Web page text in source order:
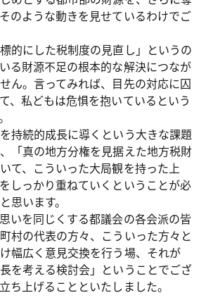
のような動きを見せているわけでご
的にした税制度の見直し」というの
る財源不足の根本的な解決につなが
ん。言ってみれば、目先の対応に囚
、私どもは危惧を抱いているという
持続的成長に導くという大きな課題
「真の地方分権を見据えた地方税財
て、こういった大局観を持った上
しっかり重ねていくということが必
思います。
いを同じくする都議会の各会派の皆
村の代表の方々、こういった方々と
幅広く意見交換を行う場、それが
を考える検討会」ということでござ
ち上げることといたしました。